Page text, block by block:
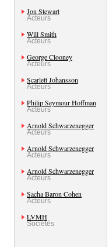
Jon Stewart
Acteurs
Will Smith
Acteurs
George Clooney
Acteurs
Scarlett Johansson
Acteurs
Philip Seymour Hoffman
Acteurs
Arnold Schwarzenegger
Acteurs
Arnold Schwarzenegger
Acteurs
Arnold Schwarzenegger
Acteurs
Sacha Baron Cohen
Acteurs
LVMH
Sociétés